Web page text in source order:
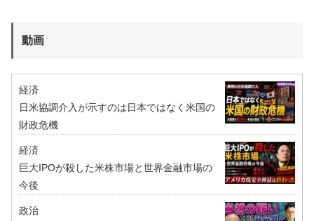
動画
経済
日米協調介入が示すのは日本ではなく米国の
財政危機
経済
巨大IPOが殺した米株市場と世界金融市場の
今後
政治